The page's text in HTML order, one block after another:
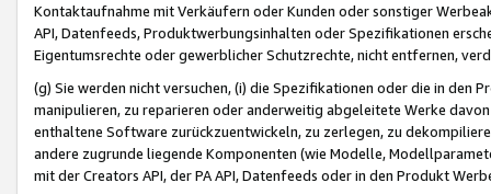
Kontaktaufnahme mit Verkäufern oder Kunden oder sonstiger
API, Datenfeeds, Produktwerbungsinhalten oder Spezifikationen
Eigentumsrechte oder gewerblicher Schutzrechte, nicht entfernen,
(g) Sie werden nicht versuchen, (i) die Spezifikationen oder die in
manipulieren, zu reparieren oder anderweitig abgeleitete Werke
enthaltene Software zurückzuentwickeln, zu zerlegen, zu
andere zugrunde liegende Komponenten (wie Modelle,
mit der Creators API, der PA API, Datenfeeds oder in den Produkt